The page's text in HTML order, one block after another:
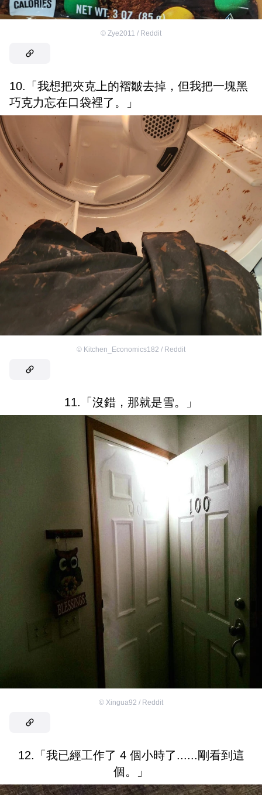
© Zye2011 / Reddit
10.「我想把夾克上的褶皺去掉，但我把一塊黑
巧克力忘在口袋裡了。」
© Kitchen_Economics182 / Reddit
11.「沒錯，那就是雪。」
© Xingua92 / Reddit
12.「我已經工作了 4 個小時了......剛看到這
個。」